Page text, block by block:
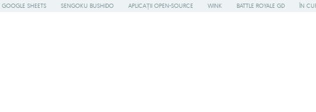
GOOGLE SHEETS SENGOKU BUSHIDO APLICAȚII OPEN-SOURCE WINK BATTLE ROYALE GD ÎN